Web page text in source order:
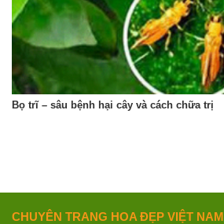
Bọ trĩ – sâu bệnh hại cây và cách chữa trị
CHUYÊN TRANG HOA ĐẸP VIỆT NAM